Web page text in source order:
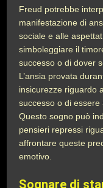
Freud potrebbe
manifestazione di
sociale e alle
simboleggiare il
successo o di dover
L’ansia provata
insicurezze riguardo
successo o di essere
Questo sogno può
pensieri repressi
affrontare queste
emotivo.
Sognare di